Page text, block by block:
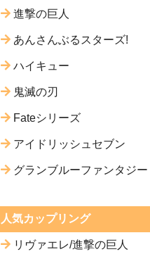
進撃の巨人
あんさんぶるスターズ!
ハイキュー
鬼滅の刃
Fateシリーズ
アイドリッシュセブン
グランブルーファンタジー
人気カップリング
リヴァエレ/進撃の巨人